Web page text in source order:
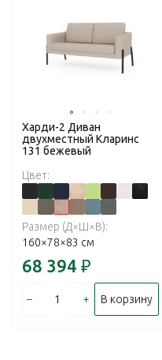
Харди-2 Диван
двухместный Кларинс
131 бежевый
Цвет:
Размер (Д×Ш×В):
160×78×83 см
68 394 ₽
– + В корзину